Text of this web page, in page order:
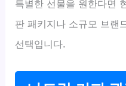
특별한 선물을 원한다면
판 패키지나 소규모 브랜
선택입니다.